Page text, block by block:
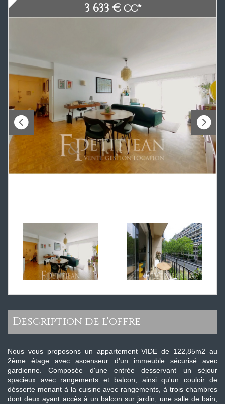
3 633 € CC*
description de l'offre
Nous vous proposons un appartement VIDE de 122,85m2 au
2ème étage avec ascenseur d'un immeuble sécurisé avec
gardienne. Composée d'une entrée desservant un séjour
spacieux avec rangements et balcon, ainsi qu'un couloir de
désserte menant à la cuisine avec rangements, à trois chambres
dont deux ayant accès à un balcon sur jardin, une salle de bain,